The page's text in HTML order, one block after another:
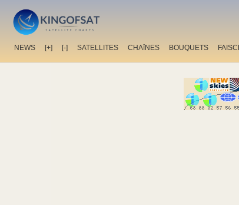
NEWS [+] [-] SATELLITES CHAîNES BOUQUETS